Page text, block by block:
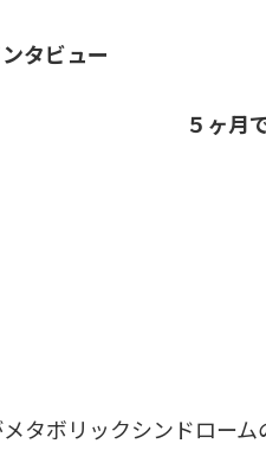
タビュー
５ヶ月
ボリックシンドローム